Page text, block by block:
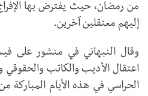
من رمضان، حيث يفترض بها
إليهم معتقلين آخرين.
وقال النبهاني في منشور على
اعتقال الأديب والكاتب
الحراسي في هذه الأيام المباركة